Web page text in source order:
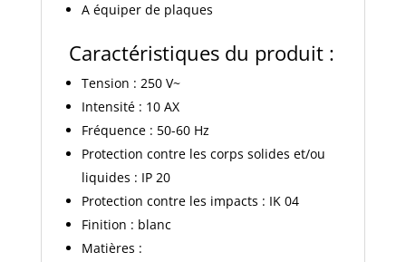
A équiper de plaques
Caractéristiques du produit :
Tension : 250 V~
Intensité : 10 AX
Fréquence : 50-60 Hz
Protection contre les corps solides et/ou
liquides : IP 20
Protection contre les impacts : IK 04
Finition : blanc
Matières :